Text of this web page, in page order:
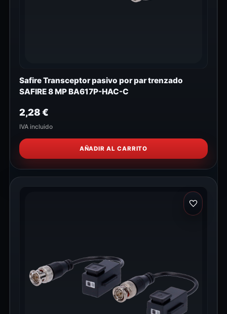
Safire Transceptor pasivo por par trenzado
SAFIRE 8 MP BA617P-HAC-C
2,28€
IVA incluido
AÑADIR AL CARRITO